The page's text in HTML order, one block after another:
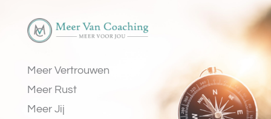
Meer Vertrouwen
Meer Rust
Meer Jij